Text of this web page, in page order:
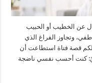
عن الخطيب أو الحبيب
وتجاوز الفراغ الذي
قصة فتاة استطاعت أن
كنت أحسب نفسي ناضجة